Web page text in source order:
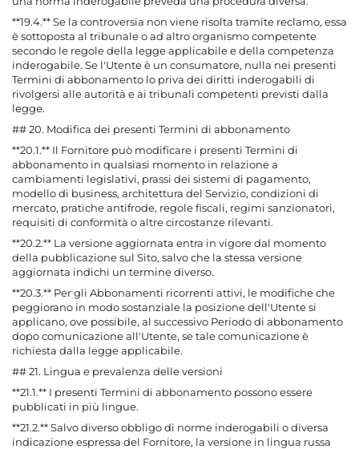
**19.4.** Se la controversia non viene risolta tramite reclamo, essa
è sottoposta al tribunale o ad altro organismo competente
secondo le regole della legge applicabile e della competenza
inderogabile. Se l'Utente è un consumatore, nulla nei presenti
Termini di abbonamento lo priva dei diritti inderogabili di
rivolgersi alle autorità e ai tribunali competenti previsti dalla
legge.
## 20. Modifica dei presenti Termini di abbonamento
**20.1.** Il Fornitore può modificare i presenti Termini di
abbonamento in qualsiasi momento in relazione a
cambiamenti legislativi, prassi dei sistemi di pagamento,
modello di business, architettura del Servizio, condizioni di
mercato, pratiche antifrode, regole fiscali, regimi sanzionatori,
requisiti di conformità o altre circostanze rilevanti.
**20.2.** La versione aggiornata entra in vigore dal momento
della pubblicazione sul Sito, salvo che la stessa versione
aggiornata indichi un termine diverso.
**20.3.** Per gli Abbonamenti ricorrenti attivi, le modifiche che
peggiorano in modo sostanziale la posizione dell'Utente si
applicano, ove possibile, al successivo Periodo di abbonamento
dopo comunicazione all'Utente, se tale comunicazione è
richiesta dalla legge applicabile.
## 21. Lingua e prevalenza delle versioni
**21.1.** I presenti Termini di abbonamento possono essere
pubblicati in più lingue.
**21.2.** Salvo diverso obbligo di norme inderogabili o diversa
indicazione espressa del Fornitore, la versione in lingua russa